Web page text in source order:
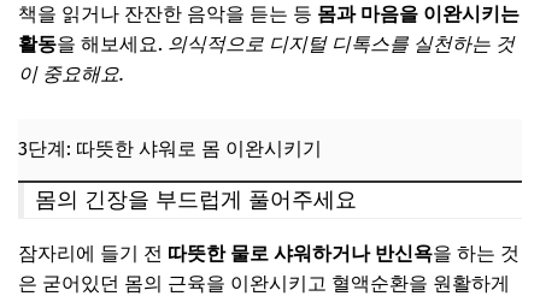
책을 읽거나 잔잔한 음악을 듣는 등 몸과 마음을 이완시키는
활동을 해보세요. 의식적으로 디지털 디톡스를 실천하는 것
이 중요해요.
3단계: 따뜻한 샤워로 몸 이완시키기
몸의 긴장을 부드럽게 풀어주세요
잠자리에 들기 전 따뜻한 물로 샤워하거나 반신욕을 하는 것
은 굳어있던 몸의 근육을 이완시키고 혈액순환을 원활하게